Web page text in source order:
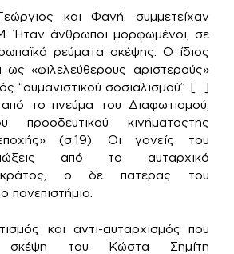
και Φανή, συμμετείχαν
Ήταν άνθρωποι μορφωμένοι, σε
ρεύματα σκέψης. Ο ίδιος
ως «φιλελεύθερους αριστερούς»
“ουμανιστικού σοσιαλισμού” […]
από το πνεύμα του Διαφωτισμού,
κινήματοςτης
(σ.19). Οι γονείς του
από το αυταρχικό
κράτος, ο δε πατέρας του
πανεπιστήμιο.
και αντι-αυταρχισμός που
σκέψη του Κώστα Σημίτη